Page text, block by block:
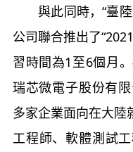
與此同時，“臺陸
公司聯合推出了
習時間為1至6個月
瑞芯微電子股份有
多家企業面向在大陸
工程師、軟體測試